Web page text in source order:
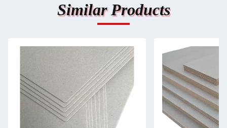
Similar Products